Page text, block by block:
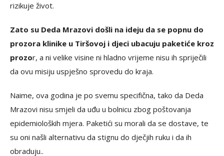
rizikuje život.
Zato su Deda Mrazovi došli na ideju da se popnu do
prozora klinike u Tiršovoj i djeci ubacuju paketiće kroz
prozor, a ni velike visine ni hladno vrijeme nisu ih spriječili
da ovu misiju uspješno sprovedu do kraja.
Naime, ova godina je po svemu specifična, tako da Deda
Mrazovi nisu smjeli da uđu u bolnicu zbog poštovanja
epidemioloških mjera. Paketići su morali da se dostave, te
su oni našli alternativu da stignu do dječjih ruku i da ih
obraduju..